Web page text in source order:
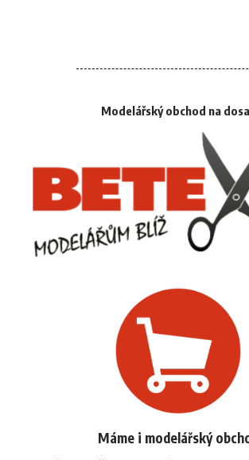
Modelářský obchod na
Máme i modelářský